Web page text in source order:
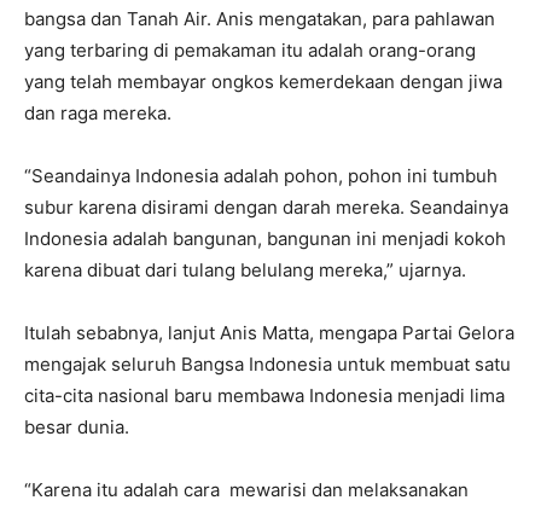
bangsa dan Tanah Air. Anis mengatakan, para pahlawan
yang terbaring di pemakaman itu adalah orang-orang
yang telah membayar ongkos kemerdekaan dengan jiwa
dan raga mereka.
“Seandainya Indonesia adalah pohon, pohon ini tumbuh
subur karena disirami dengan darah mereka. Seandainya
Indonesia adalah bangunan, bangunan ini menjadi kokoh
karena dibuat dari tulang belulang mereka,” ujarnya.
Itulah sebabnya, lanjut Anis Matta, mengapa Partai Gelora
mengajak seluruh Bangsa Indonesia untuk membuat satu
cita-cita nasional baru membawa Indonesia menjadi lima
besar dunia.
“Karena itu adalah cara mewarisi dan melaksanakan